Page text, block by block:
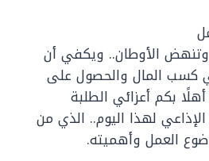
الأوطان.. ويكفي أن
كسب المال والحصول على
بكم أعزائي الطلبة
الإذاعي لهذا اليوم.. الذي من
العمل وأهميته.